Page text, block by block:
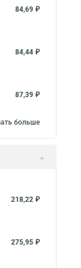
84,69 ₽
84,44 ₽
87,39 ₽
больше
218,22 ₽
275,95 ₽